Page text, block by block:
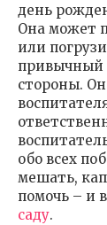
день
Она может
или
привычный
стороны. Он
обо всех
мешать,
помочь – и
саду.